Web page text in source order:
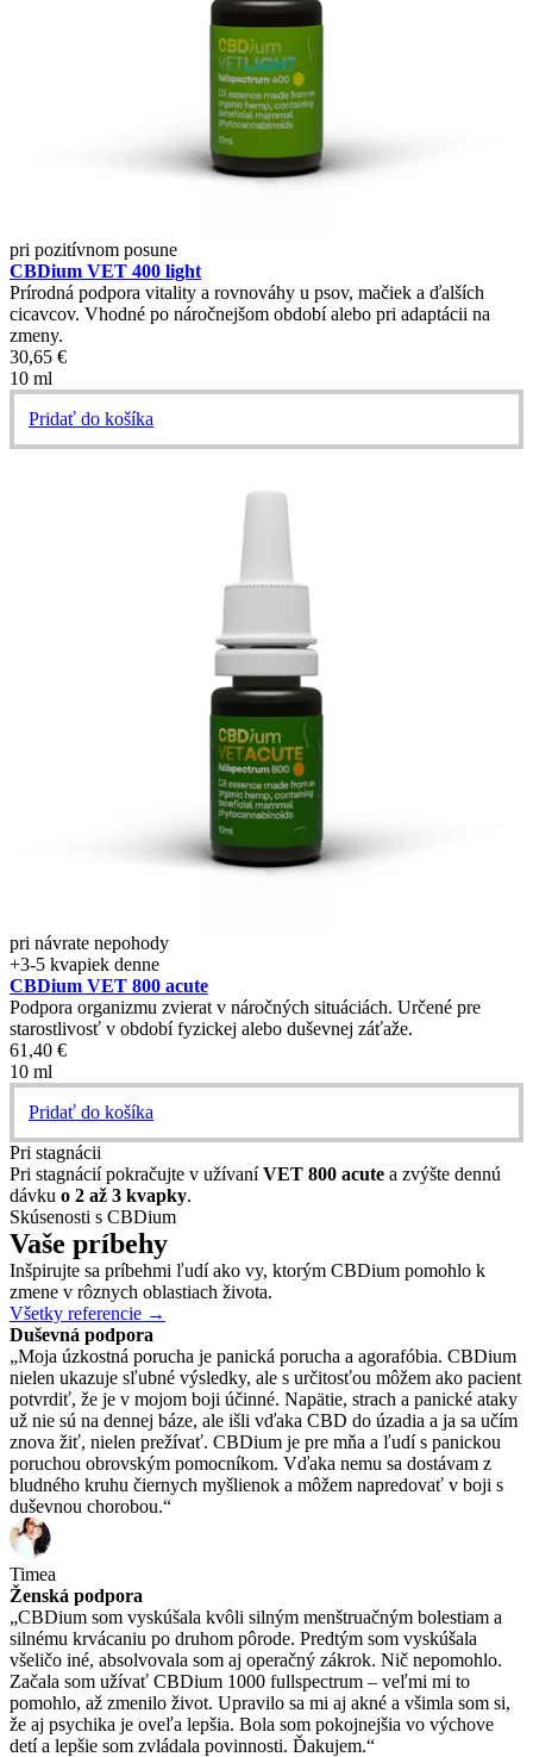
pri pozitívnom posune
CBDium VET 400 light
Prírodná podpora vitality a rovnováhy u psov, mačiek a ďalších
cicavcov. Vhodné po náročnejšom období alebo pri adaptácii na
zmeny.
30,65 €
10 ml
Pridať do košíka
pri návrate nepohody
+3-5 kvapiek denne
CBDium VET 800 acute
Podpora organizmu zvierat v náročných situáciách. Určené pre
starostlivosť v období fyzickej alebo duševnej záťaže.
61,40 €
10 ml
Pridať do košíka
Pri stagnácii
Pri stagnácií pokračujte v užívaníVET 800 acute a zvýšte dennú
dávku o 2 až 3 kvapky.
Skúsenosti s CBDium
Vaše príbehy
Inšpirujte sa príbehmi ľudí ako vy, ktorým CBDium pomohlo k
zmene v rôznych oblastiach života.
Všetky referencie →
Duševná podpora
„Moja úzkostná porucha je panická porucha a agorafóbia. CBDium
nielen ukazuje sľubné výsledky, ale s určitosťou môžem ako pacient
potvrdiť, že je v mojom boji účinné. Napätie, strach a panické ataky
už nie sú na dennej báze, ale išli vďaka CBD do úzadia a ja sa učím
znova žiť, nielen prežívať. CBDium je pre mňa a ľudí s panickou
poruchou obrovským pomocníkom. Vďaka nemu sa dostávam z
bludného kruhu čiernych myšlienok a môžem napredovať v boji s
duševnou chorobou.“
Timea
Ženská podpora
„CBDium som vyskúšala kvôli silným menštruačným bolestiam a
silnému krvácaniu po druhom pôrode. Predtým som vyskúšala
všeličo iné, absolvovala som aj operačný zákrok. Nič nepomohlo.
Začala som užívať CBDium 1000 fullspectrum – veľmi mi to
pomohlo, až zmenilo život. Upravilo sa mi aj akné a všimla som si,
že aj psychika je oveľa lepšia. Bola som pokojnejšia vo výchove
detí a lepšie som zvládala povinnosti. Ďakujem.“